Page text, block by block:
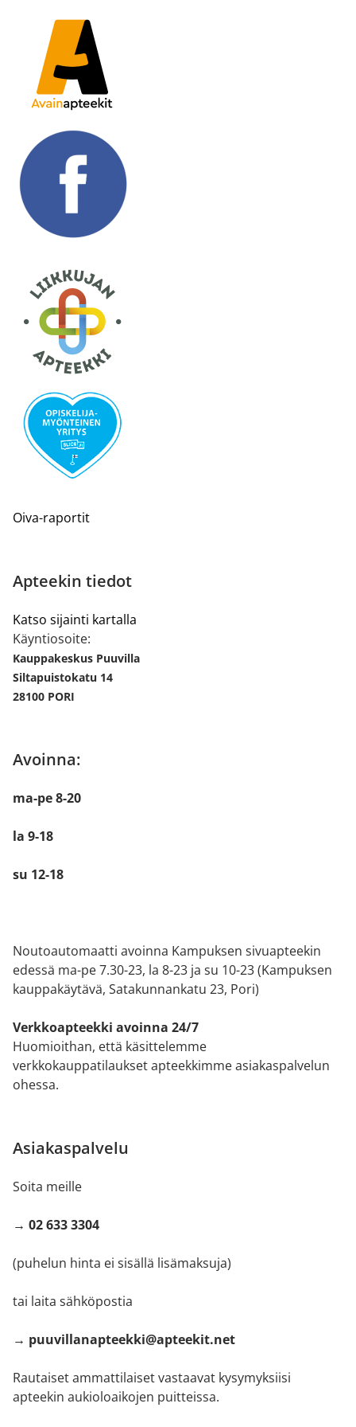
Oiva-raportit
Apteekin tiedot
Katso sijainti kartalla
Käyntiosoite:
Kauppakeskus Puuvilla
Siltapuistokatu 14
28100 PORI
Avoinna:
ma-pe 8-20
la 9-18
su 12-18
Noutoautomaatti avoinna Kampuksen sivuapteekin
edessä ma-pe 7.30-23, la 8-23 ja su 10-23 (Kampuksen
kauppakäytävä, Satakunnankatu 23, Pori)
Verkkoapteekki avoinna 24/7
Huomioithan, että käsittelemme
verkkokauppatilaukset apteekkimme asiakaspalvelun
ohessa.
Asiakaspalvelu
Soita meille
→ 02 633 3304
(puhelun hinta ei sisällä lisämaksuja)
tai laita sähköpostia
→ puuvillanapteekki@apteekit.net
Rautaiset ammattilaiset vastaavat kysymyksiisi
apteekin aukioloaikojen puitteissa.